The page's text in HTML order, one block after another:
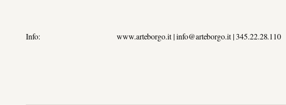
Info: www.arteborgo.it | info@arteborgo.it | 345.22.28.110